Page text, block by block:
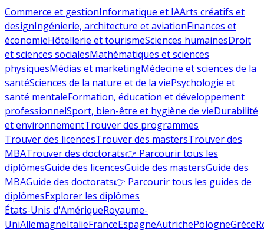
Commerce et gestionInformatique et IAArts créatifs et
designIngénierie, architecture et aviationFinances et
économieHôtellerie et tourismeSciences humainesDroit
et sciences socialesMathématiques et sciences
physiquesMédias et marketingMédecine et sciences de la
santéSciences de la nature et de la viePsychologie et
santé mentaleFormation, éducation et développement
professionnelSport, bien-être et hygiène de vieDurabilité
et environnementTrouver des programmes
Trouver des licencesTrouver des mastersTrouver des
MBATrouver des doctorats👉 Parcourir tous les
diplômesGuide des licencesGuide des mastersGuide des
MBAGuide des doctorats👉 Parcourir tous les guides de
diplômesExplorer les diplômes
États-Unis d'AmériqueRoyaume-
UniAllemagneItalieFranceEspagneAutrichePologneGrèce